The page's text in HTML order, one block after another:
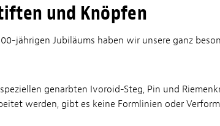
und Knöpfen
jährigen Jubiläums haben wir unsere ganz
genarbten Ivoroid-Steg, Pin und
werden, gibt es keine Formlinien oder